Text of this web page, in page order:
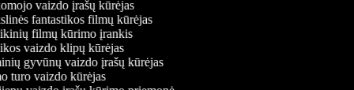
vaizdo įrašų kūrėjas
fantastikos filmų kūrėjas
filmų kūrimo įrankis
vaizdo klipų kūrėjas
gyvūnų vaizdo įrašų kūrėjas
turo vaizdo kūrėjas